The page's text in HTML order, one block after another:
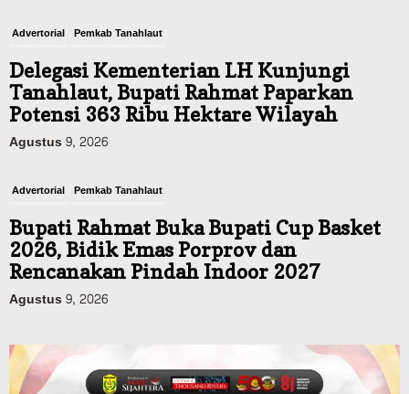
Tanahlaut, Bupati Rahmat Paparkan
Potensi 363 Ribu Hektare Wilayah
Agustus 9, 2026
Advertorial Pemkab Tanahlaut
2026, Bidik Emas Porprov dan
Rencanakan Pindah Indoor 2027
Agustus 9, 2026
Sosial & Keagamaan
Jamnas XII Cibubur, Termasuk Dua
Peserta Berkebutuhan Khusus